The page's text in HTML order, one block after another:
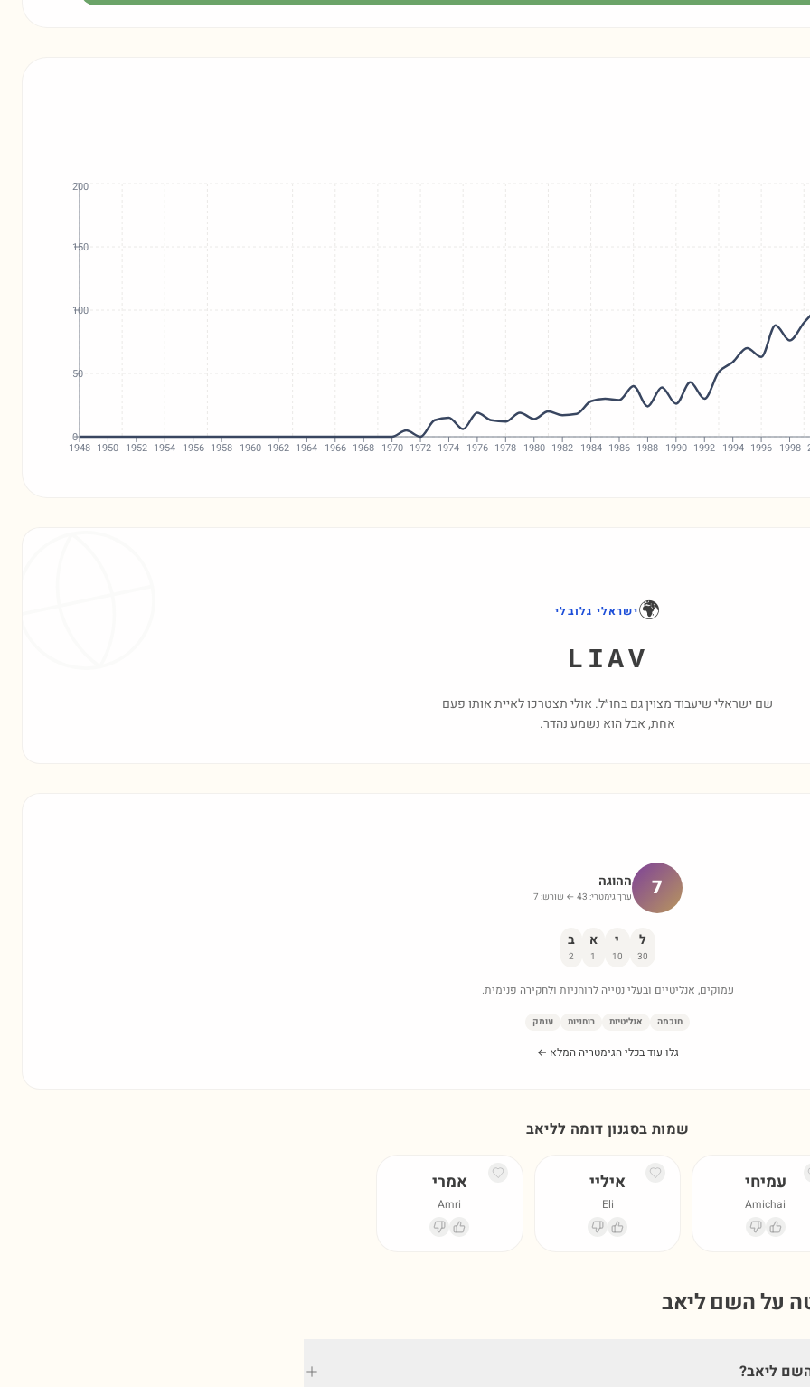
1948 1950 1952 1954 1956 1958 1960 1962 1964 1966 1968 1970 1972 1974 1976 1978 1980 1982 1984 1986 1988 1990 1992 1994 1996 1998
0
50
100
150
200
🌍ישראלי גלובלי
LIAV
שם ישראלי שיעבוד מצוין גם בחו״ל. אולי תצטרכו לאיית אותו פעם
אחת, אבל הוא נשמע נהדר.
7 ההוגה
ערך גימטרי: 43 ← שורש: 7
ל
30
י
10
א
1
ב
2
עמוקים, אנליטיים ובעלי נטייה לרוחניות ולחקירה פנימית.
חוכמה אנליטיות רוחניות עומק
גלו עוד בכלי הגימטריה המלא ←
שמות בסגנון דומה לליאב
עמיחי
Amichai
איליי
Eli
אמרי
Amri
על השםליאב
ליאב?